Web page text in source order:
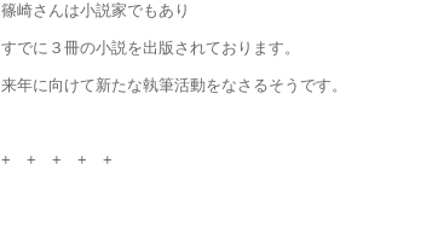
篠崎さんは小説家でもあり
すでに３冊の小説を出版されております。
来年に向けて新たな執筆活動をなさるそうです。
+ + + + +